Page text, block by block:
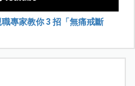
專家教你 3 招「無痛戒斷